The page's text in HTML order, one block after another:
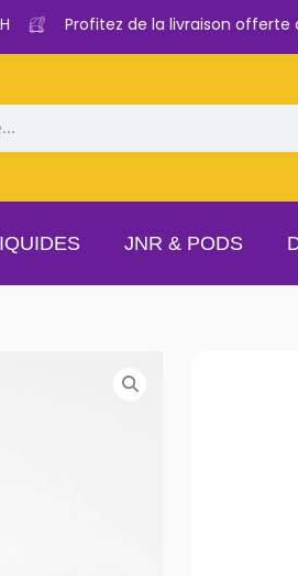
Profitez de la livraison offerte
JNR & PODS